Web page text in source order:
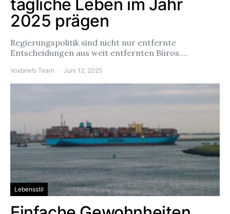
tägliche Leben im Jahr
2025 prägen
Regierungspolitik sind nicht nur entfernte
Entscheidungen aus weit entfernten Büros.…
Voxbriefs Team Juni 12, 2025
Lebensstil